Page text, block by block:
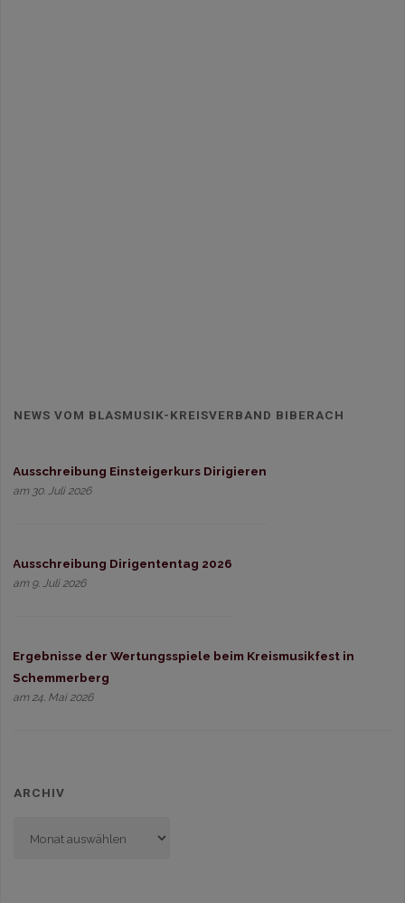
NEWS VOM BLASMUSIK-KREISVERBAND BIBERACH
Ausschreibung Einsteigerkurs Dirigieren
am 30. Juli 2026
Ausschreibung Dirigententag 2026
am 9. Juli 2026
Ergebnisse der Wertungsspiele beim Kreismusikfest in
Schemmerberg
am 24. Mai 2026
ARCHIV